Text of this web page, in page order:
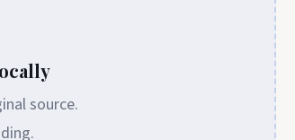
source.